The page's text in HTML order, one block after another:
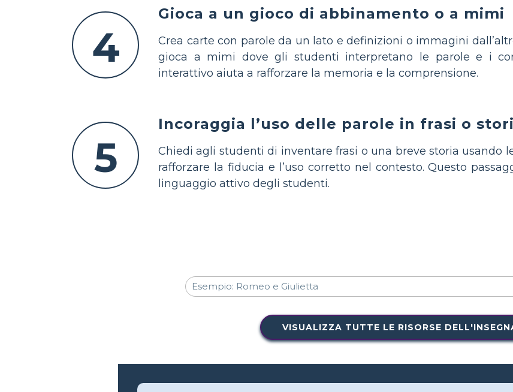
4
Gioca a un gioco di abbinamento o a mimi
Crea carte con parole da un lato e definizioni o immagini
gioca a mimi dove gli studenti interpretano le parole e i
interattivo aiuta a rafforzare la memoria e la comprensione.
5
Incoraggia l’uso delle parole in frasi o
Chiedi agli studenti di inventare frasi o una breve storia usando
rafforzare la fiducia e l’uso corretto nel contesto. Questo
linguaggio attivo degli studenti.
VISUALIZZA TUTTE LE RISORSE